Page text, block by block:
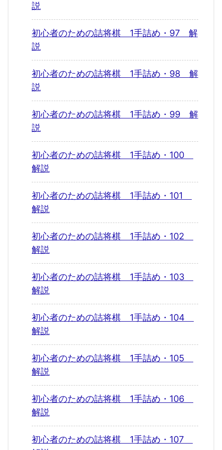
説
初心者のための詰将棋 1手詰め・97 解
説
初心者のための詰将棋 1手詰め・98 解
説
初心者のための詰将棋 1手詰め・99 解
説
初心者のための詰将棋 1手詰め・100
解説
初心者のための詰将棋 1手詰め・101
解説
初心者のための詰将棋 1手詰め・102
解説
初心者のための詰将棋 1手詰め・103
解説
初心者のための詰将棋 1手詰め・104
解説
初心者のための詰将棋 1手詰め・105
解説
初心者のための詰将棋 1手詰め・106
解説
初心者のための詰将棋 1手詰め・107